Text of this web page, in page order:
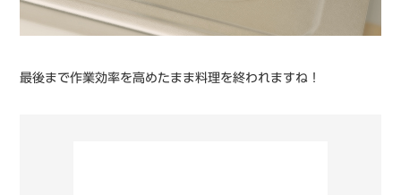
最後まで作業効率を高めたまま料理を終われますね！